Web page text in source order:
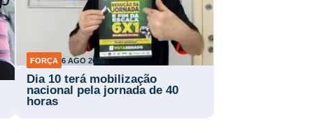
FORÇA 6 AGO 2026
Dia 10 terá mobilização
nacional pela jornada de 40
horas